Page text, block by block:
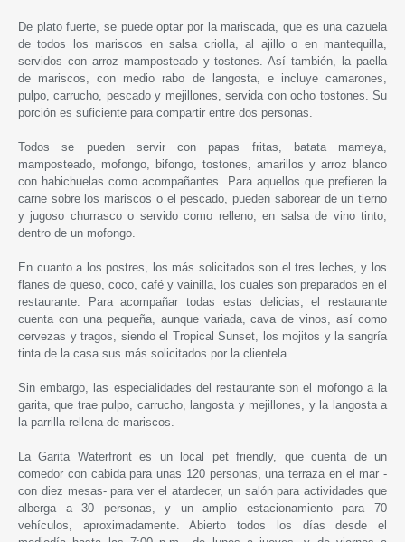
De plato fuerte, se puede optar por la mariscada, que es una cazuela
de todos los mariscos en salsa criolla, al ajillo o en mantequilla,
servidos con arroz mamposteado y tostones. Así también, la paella
de mariscos, con medio rabo de langosta, e incluye camarones,
pulpo, carrucho, pescado y mejillones, servida con ocho tostones. Su
porción es suficiente para compartir entre dos personas.
Todos se pueden servir con papas fritas, batata mameya,
mamposteado, mofongo, bifongo, tostones, amarillos y arroz blanco
con habichuelas como acompañantes. Para aquellos que prefieren la
carne sobre los mariscos o el pescado, pueden saborear de un tierno
y jugoso churrasco o servido como relleno, en salsa de vino tinto,
dentro de un mofongo.
En cuanto a los postres, los más solicitados son el tres leches, y los
flanes de queso, coco, café y vainilla, los cuales son preparados en el
restaurante. Para acompañar todas estas delicias, el restaurante
cuenta con una pequeña, aunque variada, cava de vinos, así como
cervezas y tragos, siendo el Tropical Sunset, los mojitos y la sangría
tinta de la casa sus más solicitados por la clientela.
Sin embargo, las especialidades del restaurante son el mofongo a la
garita, que trae pulpo, carrucho, langosta y mejillones, y la langosta a
la parrilla rellena de mariscos.
La Garita Waterfront es un local pet friendly, que cuenta de un
comedor con cabida para unas 120 personas, una terraza en el mar -
con diez mesas- para ver el atardecer, un salón para actividades que
alberga a 30 personas, y un amplio estacionamiento para 70
vehículos, aproximadamente. Abierto todos los días desde el